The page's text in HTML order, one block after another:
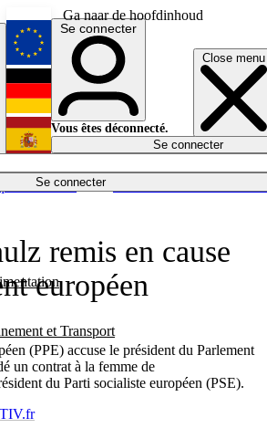
Ga naar de hoofdinhoud
Close menu
Se connecter
et Transport
Économie
English
Deutsch
Español
Se connecter
Vous êtes déconnecté.
Se connecter
remis en cause
européen
(PPE) accuse le président du Parlement
un contrat à la femme de
du Parti socialiste européen (PSE).